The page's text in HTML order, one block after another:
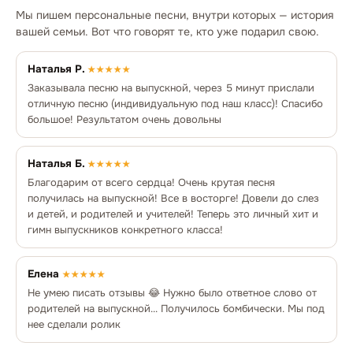
Мы пишем персональные песни, внутри которых — история
вашей семьи. Вот что говорят те, кто уже подарил свою.
Наталья Р. ★★★★★
Заказывала песню на выпускной, через 5 минут прислали
отличную песню (индивидуальную под наш класс)! Спасибо
большое! Результатом очень довольны
Наталья Б. ★★★★★
Благодарим от всего сердца! Очень крутая песня
получилась на выпускной! Все в восторге! Довели до слез
и детей, и родителей и учителей! Теперь это личный хит и
гимн выпускников конкретного класса!
Елена ★★★★★
Не умею писать отзывы 😂 Нужно было ответное слово от
родителей на выпускной... Получилось бомбически. Мы под
нее сделали ролик